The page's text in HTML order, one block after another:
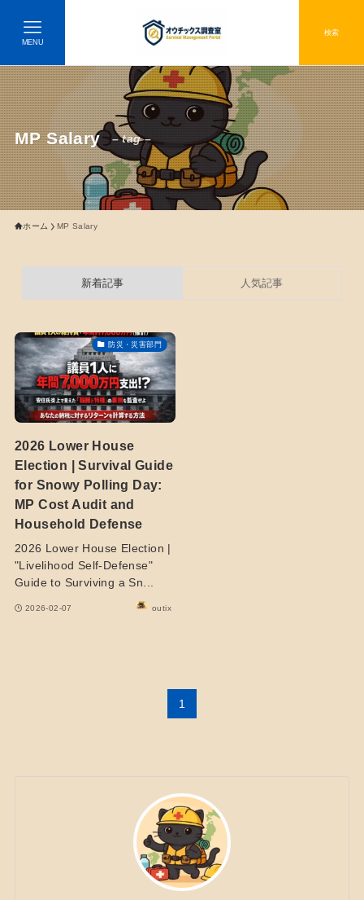
検索
MENU
MP Salary – tag –
ホーム MP Salary
新着記事 人気記事
防災・災害部門
2026 Lower House
Election | Survival Guide
for Snowy Polling Day:
MP Cost Audit and
Household Defense
2026 Lower House Election |
"Livelihood Self-Defense"
Guide to Surviving a Sn...
2026-02-07 outix
1